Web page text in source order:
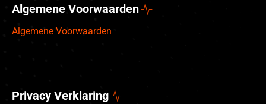
Algemene Voorwaarden
Algemene Voorwaarden
Privacy Verklaring